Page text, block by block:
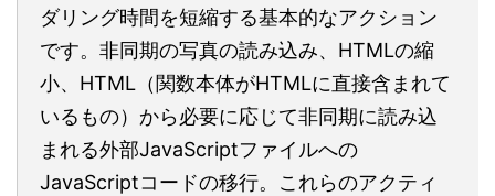
ダリング時間を短縮する基本的なアクション
です。非同期の写真の読み込み、HTMLの縮
小、HTML（関数本体がHTMLに直接含まれて
いるもの）から必要に応じて非同期に読み込
まれる外部JavaScriptファイルへの
JavaScriptコードの移行。これらのアクティ